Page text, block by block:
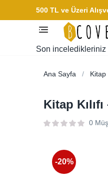
500 TL ve Üzeri
Son inceledikleriniz
Ana Sayfa Kitap
Kitap
0
-20%